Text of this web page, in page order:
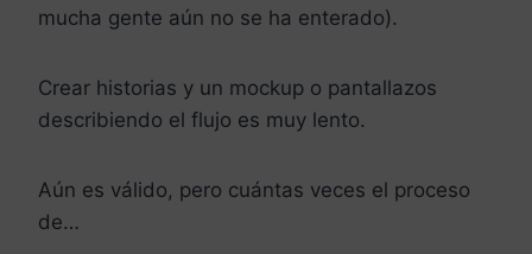
mucha gente aún no se ha enterado).
Crear historias y un mockup o pantallazos
describiendo el flujo es muy lento.
Aún es válido, pero cuántas veces el proceso
de…